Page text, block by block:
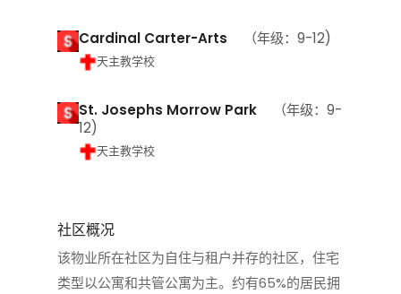
Cardinal Carter-Arts （年级：9-12)
天主教学校
St. Josephs Morrow Park
（年级：9-
12)
天主教学校
社区概况
该物业所在社区为自住与租户并存的社区，住宅
类型以公寓和共管公寓为主。约有65%的居民拥